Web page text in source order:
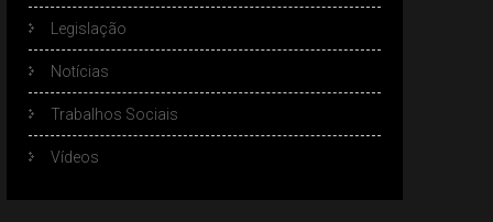
Legislação
Notícias
Trabalhos Sociais
Vídeos